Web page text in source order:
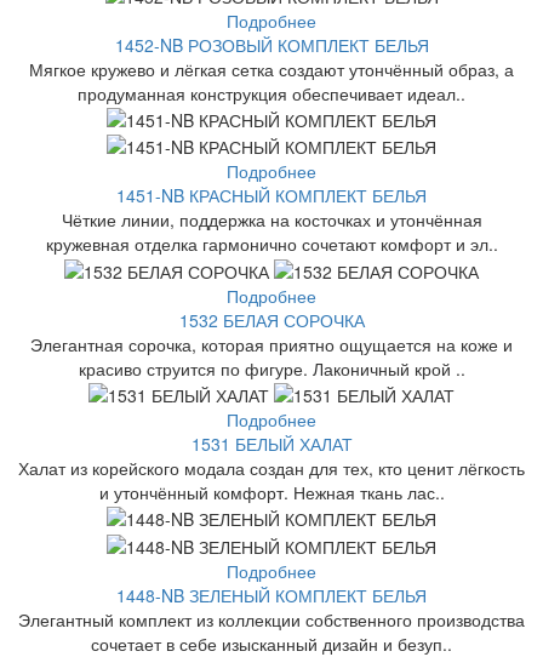
Подробнее
1452-NB РОЗОВЫЙ КОМПЛЕКТ БЕЛЬЯ
Мягкое кружево и лёгкая сетка создают утончённый образ, а
продуманная конструкция обеспечивает идеал..
Подробнее
1451-NB КРАСНЫЙ КОМПЛЕКТ БЕЛЬЯ
Чёткие линии, поддержка на косточках и утончённая
кружевная отделка гармонично сочетают комфорт и эл..
Подробнее
1532 БЕЛАЯ СОРОЧКА
Элегантная сорочка, которая приятно ощущается на коже и
красиво струится по фигуре. Лаконичный крой ..
Подробнее
1531 БЕЛЫЙ ХАЛАТ
Халат из корейского модала создан для тех, кто ценит лёгкость
и утончённый комфорт. Нежная ткань лас..
Подробнее
1448-NB ЗЕЛЕНЫЙ КОМПЛЕКТ БЕЛЬЯ
Элегантный комплект из коллекции собственного производства
сочетает в себе изысканный дизайн и безуп..